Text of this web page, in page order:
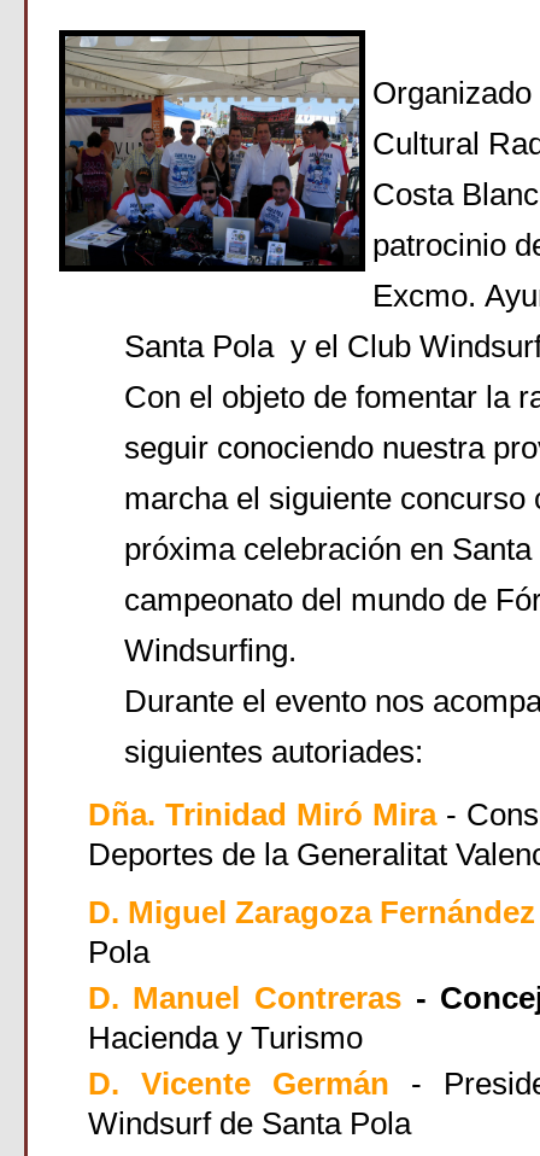
Cultural
Costa
patrocinio
Excmo.
Santa Pola y el Club
Con el objeto de fomentar la
seguir conociendo nuestra
marcha el siguiente concurso
próxima celebración en
campeonato del mundo de
Windsurfing.
Durante el evento nos
siguientes autoriades:
Dña. Trinidad Miró Mira -
Deportes de la Generalitat
D. Miguel Zaragoza Fernández
Pola
D. Manuel Contreras -
Hacienda y Turismo
D. Vicente Germán
-
Windsurf de Santa Pola